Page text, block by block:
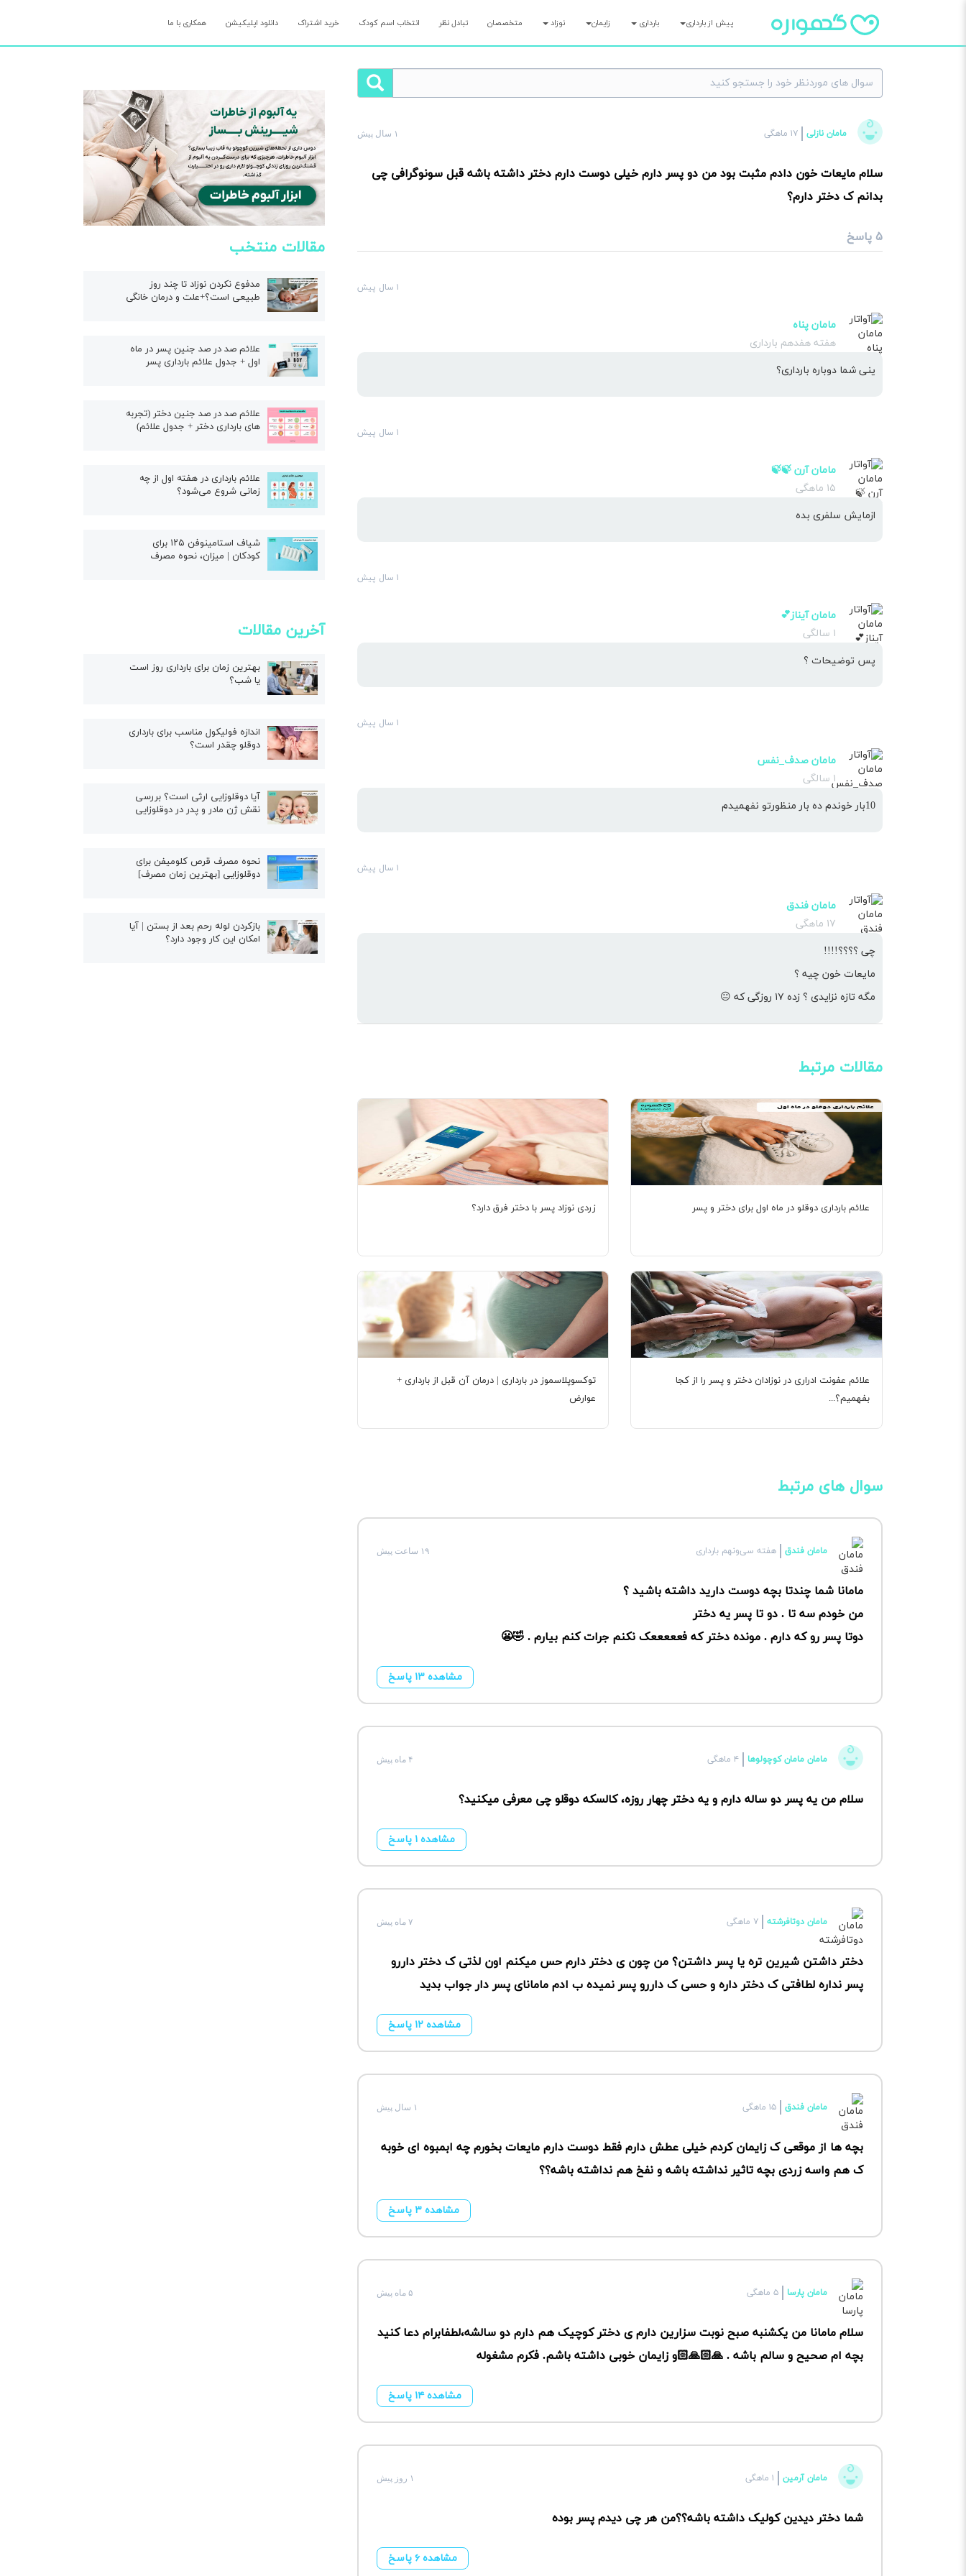
پیش از بارداری بارداری زایمان نوزاد متخصصان تبادل نظر انتخاب اسم کودک خرید اشتراک دانلود اپلیکیشن همکاری با ما
مامان نازلی ۱۷ ماهگی ۱ سال پیش
سلام مایعات خون دادم مثبت بود من دو پسر دارم خیلی دوست دارم دختر داشته باشه قبل سونوگرافی چی
بدانم ک دختر دارم؟
۵ پاسخ
۱ سال پیش
مامان پناه
هفته هفدهم بارداری
ینی شما دوباره بارداری؟
۱ سال پیش
مامان آرن 🍃🍃
۱۵ ماهگی
ازمایش سلفری بده
۱ سال پیش
مامان آیناز💕
۱ سالگی
پس توضیحات ؟
۱ سال پیش
مامان صدف_نفس
۱ سالگی
10بار خوندم ده بار منظورتو نفهمیدم
۱ سال پیش
مامان فندق
۱۷ ماهگی
چی ؟؟؟؟!!!!
مایعات خون چیه ؟
مگه تازه نزایدی ؟ زده ۱۷ روزگی که 😐
مقالات مرتبط
زردی نوزاد پسر با دختر فرق دارد؟ علائم بارداری دوقلو در ماه اول برای دختر و پسر
توکسوپلاسموز در بارداری | درمان آن قبل از بارداری +
عوارض
علائم عفونت ادراری در نوزادان دختر و پسر را از کجا
بفهمیم؟...
سوال های مرتبط
مامان فندق هفته سی‌ونهم بارداری ۱۹ ساعت پیش
مامانا شما چندتا بچه دوست دارید داشته باشید ؟
من خودم سه تا . دو تا پسر یه دختر
دوتا پسر رو که دارم . مونده دختر که فعععععک نکنم جرات کنم بیارم . 🤣😬
مشاهده ۱۳ پاسخ
مامان مامان کوچولوها ۴ ماهگی ۴ ماه پیش
سلام من یه پسر دو ساله دارم و یه دختر چهار روزه، کالسکه دوقلو چی معرفی میکنید؟
مشاهده ۱ پاسخ
مامان دوتافرشته ۷ ماهگی ۷ ماه پیش
دختر داشتن شیرین تره یا پسر داشتن؟ من چون ی دختر دارم حس میکنم اون لذتی ک دختر داررو
پسر نداره لطافتی ک دختر داره و حسی ک داررو پسر نمیده ب ادم مامانای پسر دار جواب بدید
مشاهده ۱۲ پاسخ
مامان فندق ۱۵ ماهگی ۱ سال پیش
بچه ها از موقعی ک زایمان کردم خیلی عطش دارم فقط دوست دارم مایعات بخورم چه ابمبوه ای خوبه
ک هم واسه زردی بچه تاثیر نداشته باشه و نفخ هم نداشته باشه؟؟
مشاهده ۳ پاسخ
مامان پارسا ۵ ماهگی ۵ ماه پیش
سلام مامانا من یکشنبه صبح نوبت سزارین دارم ی دختر کوچیک هم دارم دو سالشه،لطفابرام دعا کنید
بچه ام صحیح و سالم باشه . 🙏🏻🙏🏻و زایمان خوبی داشته باشم. فکرم مشغوله
مشاهده ۱۴ پاسخ
مامان آرمین ۱ ماهگی ۱ روز پیش
شما دختر دیدین کولیک داشته باشه؟؟من هر چی دیدم پسر بوده
مشاهده ۶ پاسخ
مقالات منتخب
مدفوع نکردن نوزاد تا چند روز
طبیعی است؟+علت و درمان خانگی
علائم صد در صد جنین پسر در ماه
اول + جدول علائم بارداری پسر
علائم صد در صد جنین دختر (تجربه
های بارداری دختر + جدول علائم)
علائم بارداری در هفته اول از چه
زمانی شروع می‌شود؟
شیاف استامینوفن ۱۲۵ برای
کودکان | میزان، نحوه مصرف
آخرین مقالات
بهترین زمان برای بارداری روز است
یا شب؟
اندازه فولیکول مناسب برای بارداری
دوقلو چقدر است؟
آیا دوقلوزایی ارثی است؟ بررسی
نقش ژن مادر و پدر در دوقلوزایی
نحوه مصرف قرص کلومیفن برای
دوقلوزایی [بهترین زمان مصرف]
بازکردن لوله رحم بعد از بستن | آیا
امکان این کار وجود دارد؟
×